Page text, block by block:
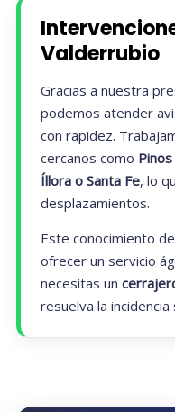
Valderrubio
Gracias a nuestra
podemos atender
con rapidez.
cercanos como
Íllora o Santa Fe, lo
desplazamientos.
Este conocimiento
ofrecer un servicio
necesitas un
resuelva la incidencia